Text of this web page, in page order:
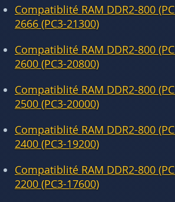
Compatiblité RAM DDR2-800
2666 (PC3-21300)
Compatiblité RAM DDR2-800
2600 (PC3-20800)
Compatiblité RAM DDR2-800
2500 (PC3-20000)
Compatiblité RAM DDR2-800
2400 (PC3-19200)
Compatiblité RAM DDR2-800
2200 (PC3-17600)